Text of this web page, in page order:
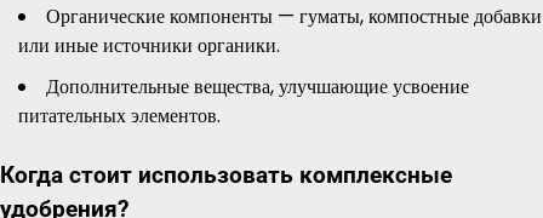
Органические компоненты — гуматы, компостные добавки
или иные источники органики.
Дополнительные вещества, улучшающие усвоение
питательных элементов.
Когда стоит использовать комплексные
удобрения?